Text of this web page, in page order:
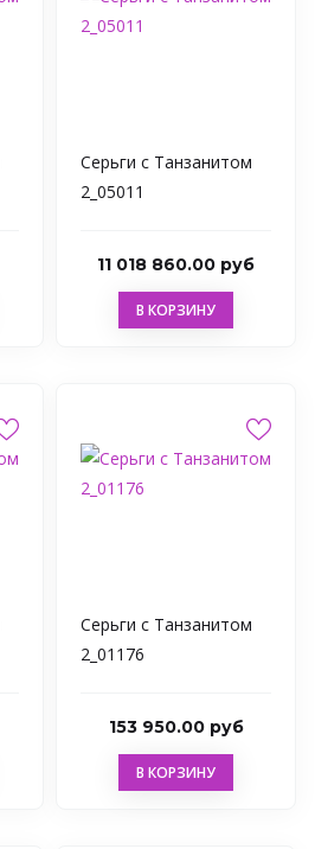
Серьги с Танзанитом
2_05011
11 018 860.00 руб
В КОРЗИНУ
Серьги с Танзанитом
2_01176
153 950.00 руб
В КОРЗИНУ